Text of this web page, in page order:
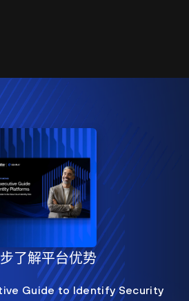
了解平台优势
Guide to Identify Security